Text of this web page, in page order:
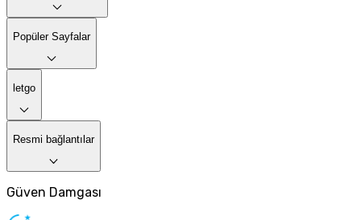
Popüler Sayfalar
letgo
Resmi bağlantılar
Güven Damgası